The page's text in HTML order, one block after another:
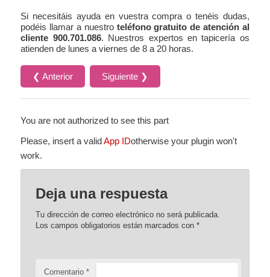
Si necesitáis ayuda en vuestra compra o tenéis dudas,
podéis llamar a nuestro teléfono gratuito de atención al
cliente 900.701.086. Nuestros expertos en tapicería os
atienden de lunes a viernes de 8 a 20 horas.
❮ Anterior Siguiente ❯
You are not authorized to see this part
Please, insert a validApp IDotherwise your plugin won't
work.
Deja una respuesta
Tu dirección de correo electrónico no será publicada.
Los campos obligatorios están marcados con*
Comentario*